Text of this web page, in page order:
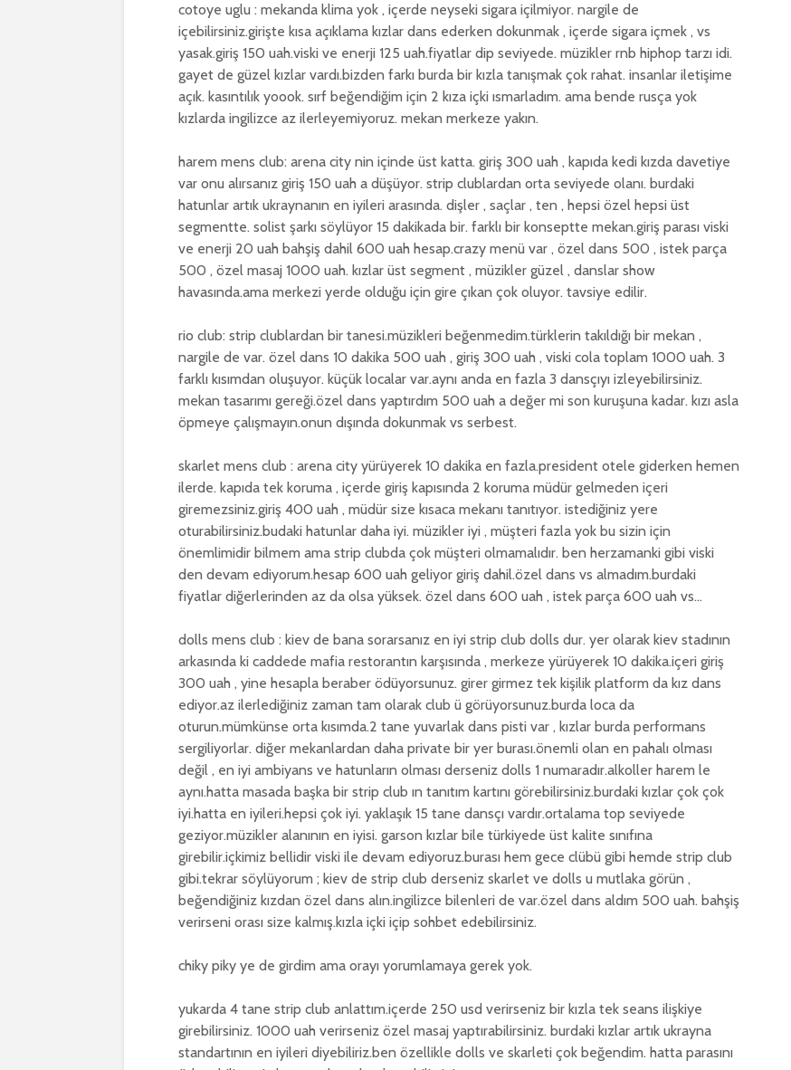
cotoye uglu : mekanda klima yok , içerde neyseki sigara içilmiyor. nargile de
içebilirsiniz.girişte kısa açıklama kızlar dans ederken dokunmak , içerde sigara içmek , vs
yasak.giriş 150 uah.viski ve enerji 125 uah.fiyatlar dip seviyede. müzikler rnb hiphop tarzı idi.
gayet de güzel kızlar vardı.bizden farkı burda bir kızla tanışmak çok rahat. insanlar iletişime
açık. kasıntılık yoook. sırf beğendiğim için 2 kıza içki ısmarladım. ama bende rusça yok
kızlarda ingilizce az ilerleyemiyoruz. mekan merkeze yakın.
harem mens club: arena city nin içinde üst katta. giriş 300 uah , kapıda kedi kızda davetiye
var onu alırsanız giriş 150 uah a düşüyor. strip clublardan orta seviyede olanı. burdaki
hatunlar artık ukraynanın en iyileri arasında. dişler , saçlar , ten , hepsi özel hepsi üst
segmentte. solist şarkı söylüyor 15 dakikada bir. farklı bir konseptte mekan.giriş parası viski
ve enerji 20 uah bahşiş dahil 600 uah hesap.crazy menü var , özel dans 500 , istek parça
500 , özel masaj 1000 uah. kızlar üst segment , müzikler güzel , danslar show
havasında.ama merkezi yerde olduğu için gire çıkan çok oluyor. tavsiye edilir.
rio club: strip clublardan bir tanesi.müzikleri beğenmedim.türklerin takıldığı bir mekan ,
nargile de var. özel dans 10 dakika 500 uah , giriş 300 uah , viski cola toplam 1000 uah. 3
farklı kısımdan oluşuyor. küçük localar var.aynı anda en fazla 3 dansçıyı izleyebilirsiniz.
mekan tasarımı gereği.özel dans yaptırdım 500 uah a değer mi son kuruşuna kadar. kızı asla
öpmeye çalışmayın.onun dışında dokunmak vs serbest.
skarlet mens club : arena city yürüyerek 10 dakika en fazla.president otele giderken hemen
ilerde. kapıda tek koruma , içerde giriş kapısında 2 koruma müdür gelmeden içeri
giremezsiniz.giriş 400 uah , müdür size kısaca mekanı tanıtıyor. istediğiniz yere
oturabilirsiniz.budaki hatunlar daha iyi. müzikler iyi , müşteri fazla yok bu sizin için
önemlimidir bilmem ama strip clubda çok müşteri olmamalıdır. ben herzamanki gibi viski
den devam ediyorum.hesap 600 uah geliyor giriş dahil.özel dans vs almadım.burdaki
fiyatlar diğerlerinden az da olsa yüksek. özel dans 600 uah , istek parça 600 uah vs…
dolls mens club : kiev de bana sorarsanız en iyi strip club dolls dur. yer olarak kiev stadının
arkasında ki caddede mafia restorantın karşısında , merkeze yürüyerek 10 dakika.içeri giriş
300 uah , yine hesapla beraber ödüyorsunuz. girer girmez tek kişilik platform da kız dans
ediyor.az ilerlediğiniz zaman tam olarak club ü görüyorsunuz.burda loca da
oturun.mümkünse orta kısımda.2 tane yuvarlak dans pisti var , kızlar burda performans
sergiliyorlar. diğer mekanlardan daha private bir yer burası.önemli olan en pahalı olması
değil , en iyi ambiyans ve hatunların olması derseniz dolls 1 numaradır.alkoller harem le
aynı.hatta masada başka bir strip club ın tanıtım kartını görebilirsiniz.burdaki kızlar çok çok
iyi.hatta en iyileri.hepsi çok iyi. yaklaşık 15 tane dansçı vardır.ortalama top seviyede
geziyor.müzikler alanının en iyisi. garson kızlar bile türkiyede üst kalite sınıfına
girebilir.içkimiz bellidir viski ile devam ediyoruz.burası hem gece clübü gibi hemde strip club
gibi.tekrar söylüyorum ; kiev de strip club derseniz skarlet ve dolls u mutlaka görün ,
beğendiğiniz kızdan özel dans alın.ingilizce bilenleri de var.özel dans aldım 500 uah. bahşiş
verirseni orası size kalmış.kızla içki içip sohbet edebilirsiniz.
chiky piky ye de girdim ama orayı yorumlamaya gerek yok.
yukarda 4 tane strip club anlattım.içerde 250 usd verirseniz bir kızla tek seans ilişkiye
girebilirsiniz. 1000 uah verirseniz özel masaj yaptırabilirsiniz. burdaki kızlar artık ukrayna
standartının en iyileri diyebiliriz.ben özellikle dolls ve skarleti çok beğendim. hatta parasını